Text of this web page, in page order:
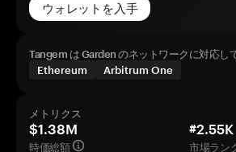
ウォレットを入手
Tangem は Garden のネットワークに対応し
Ethereum
Arbitrum One
メトリクス
$1.38M
時価総額
#2.55K
市場ラン